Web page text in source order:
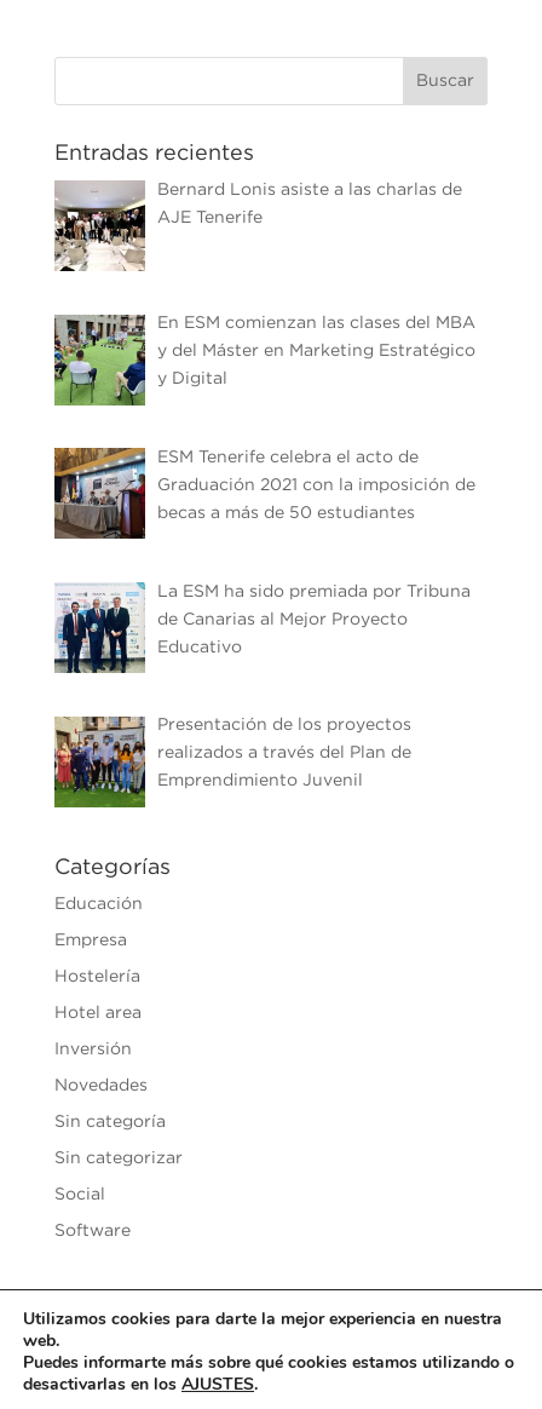
Entradas recientes
Bernard Lonis asiste a las charlas de
AJE Tenerife
En ESM comienzan las clases del MBA
y del Máster en Marketing Estratégico
y Digital
ESM Tenerife celebra el acto de
Graduación 2021 con la imposición de
becas a más de 50 estudiantes
La ESM ha sido premiada por Tribuna
de Canarias al Mejor Proyecto
Educativo
Presentación de los proyectos
realizados a través del Plan de
Emprendimiento Juvenil
Categorías
Educación
Empresa
Hostelería
Hotel area
Inversión
Novedades
Sin categoría
Sin categorizar
Social
Software
Copyright © 2020Vesilen Investments
| Todos los derechos
reservados | Aviso Legal y Condiciones de uso
Utilizamos cookies para darte la mejor experiencia en nuestra
web.
Puedes informarte más sobre qué cookies estamos utilizando o
desactivarlas en los AJUSTES.